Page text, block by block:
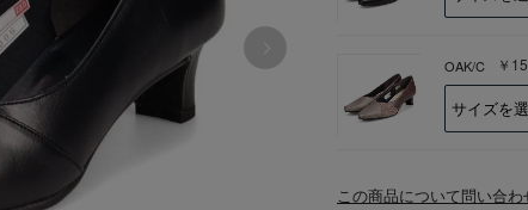
OAK/C ￥
この商品について問い合わ